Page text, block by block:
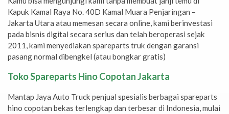
Kapuk Kamal Raya No. 40D Kamal Muara Penjaringan –
Jakarta Utara atau memesan secara online, kami berinvestasi
pada bisnis digital secara serius dan telah beroperasi sejak
2011, kami menyediakan spareparts truk dengan garansi
pasang normal dibengkel (atau bongkar gratis)
Toko Spareparts Hino Copotan Jakarta
Mantap Jaya Auto Truck penjual spesialis berbagai spareparts
hino copotan bekas terlengkap dan terbesar di Indonesia, mulai